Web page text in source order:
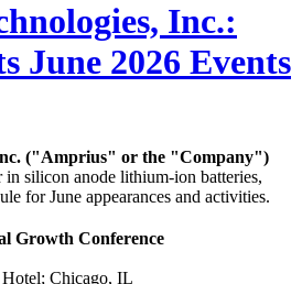
Inc.:
June 2026 Events
("Amprius" or the "Company")
in silicon anode lithium-ion batteries,
for June appearances and activities.
Growth Conference
Chicago, IL